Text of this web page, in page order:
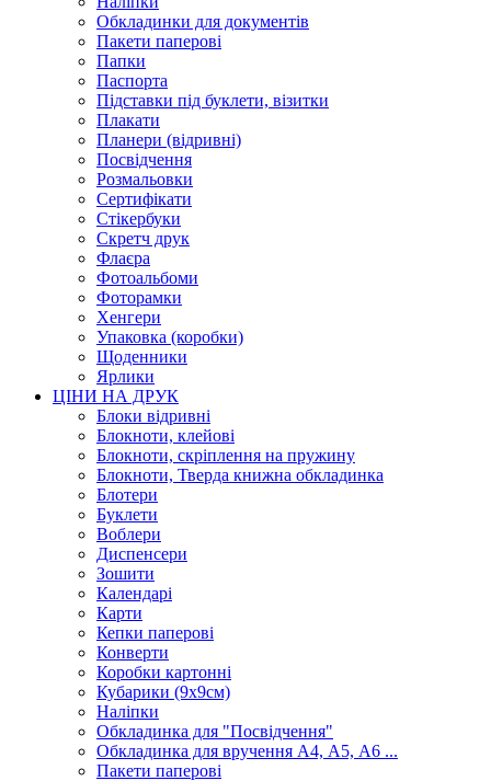
Обкладинки для документів
Пакети паперові
Папки
Паспорта
Підставки під буклети, візитки
Плакати
Планери (відривні)
Посвідчення
Розмальовки
Сертифікати
Стікербуки
Скретч друк
Флаєра
Фотоальбоми
Фоторамки
Хенгери
Упаковка (коробки)
Щоденники
Ярлики
ЦІНИ НА ДРУК
Блоки відривні
Блокноти, клейові
Блокноти, скріплення на пружину
Блокноти, Тверда книжна обкладинка
Блотери
Буклети
Воблери
Диспенсери
Зошити
Календарі
Карти
Кепки паперові
Конверти
Коробки картонні
Кубарики (9х9см)
Наліпки
Обкладинка для "Посвідчення"
Обкладинка для вручення А4, А5, А6 ...
Пакети паперові